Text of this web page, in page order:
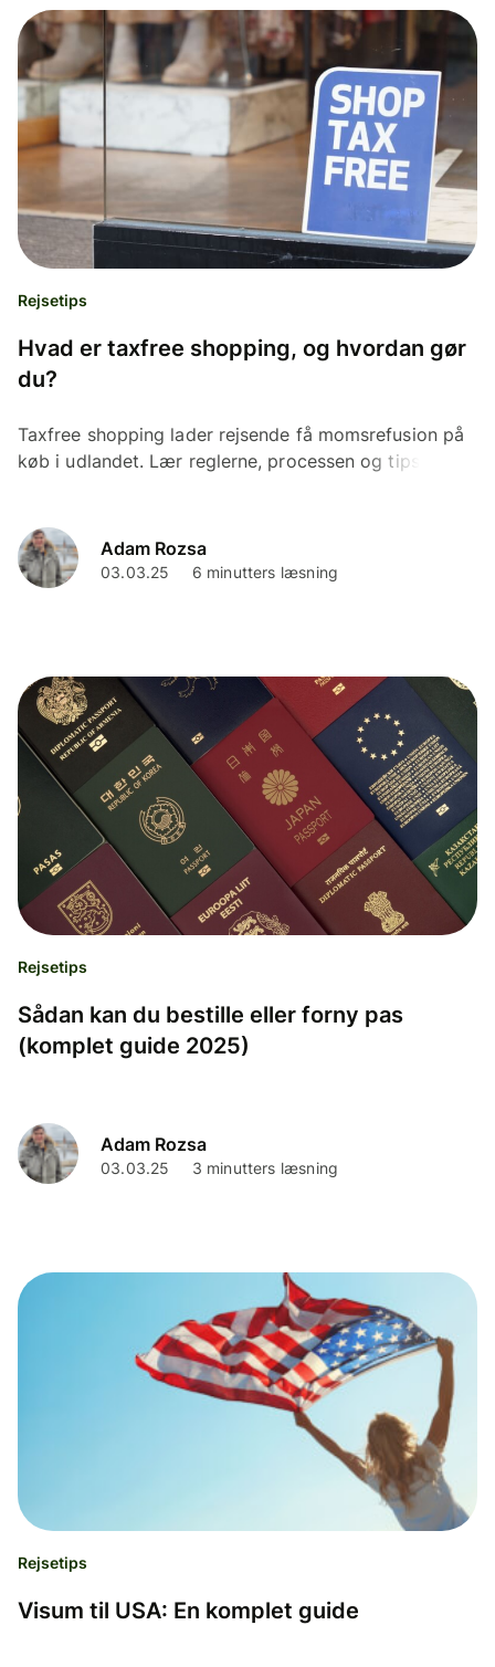
Rejsetips
Hvad er taxfree shopping, og hvordan gør
du?
Taxfree shopping lader rejsende få momsrefusion på
køb i udlandet. Lær reglerne, processen og tips til at
Adam Rozsa
03.03.25 6 minutters læsning
Rejsetips
Sådan kan du bestille eller forny pas
(komplet guide 2025)
Adam Rozsa
03.03.25 3 minutters læsning
Rejsetips
Visum til USA: En komplet guide